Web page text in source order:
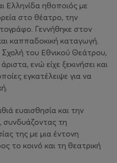
Ελληνίδα ηθοποιός με
στο θέατρο, την
Γεννήθηκε στον
καππαδοκική καταγωγή.
του Εθνικού Θεάτρου,
ενώ είχε ξεκινήσει και
εγκατέλειψε για να
ευαισθησία και την
συνδυάζοντας τη
της με μια έντονη
το κοινό και τη θεατρική